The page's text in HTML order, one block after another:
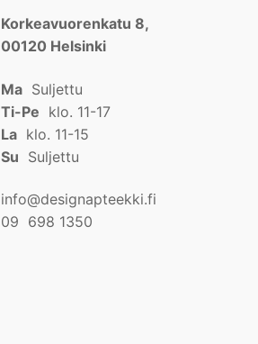
Korkeavuorenkatu 8,
00120 Helsinki
Ma Suljettu
Ti-Pe klo. 11-17
La klo. 11-15
Su Suljettu
info@designapteekki.fi
09 698 1350